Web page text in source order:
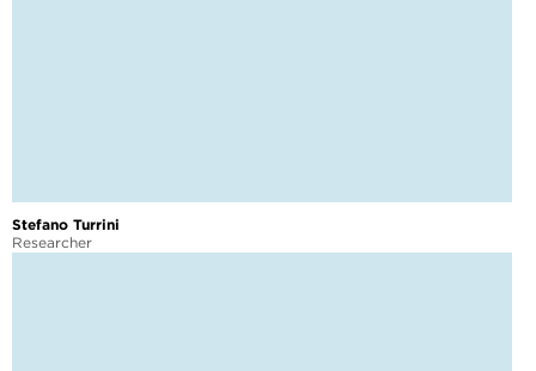
Stefano Turrini
Researcher